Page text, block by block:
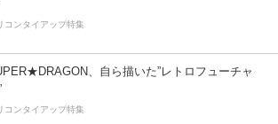
コンタイアップ特集
、自ら描いた”レトロフューチャ
コンタイアップ特集